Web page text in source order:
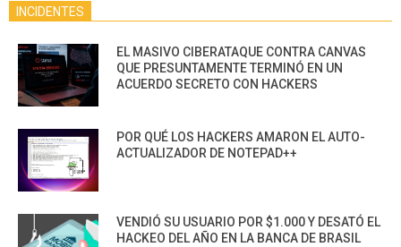
INCIDENTES
EL MASIVO CIBERATAQUE CONTRA CANVAS
QUE PRESUNTAMENTE TERMINÓ EN UN
ACUERDO SECRETO CON HACKERS
POR QUÉ LOS HACKERS AMARON EL AUTO-
ACTUALIZADOR DE NOTEPAD++
VENDIÓ SU USUARIO POR $1.000 Y DESATÓ EL
HACKEO DEL AÑO EN LA BANCA DE BRASIL